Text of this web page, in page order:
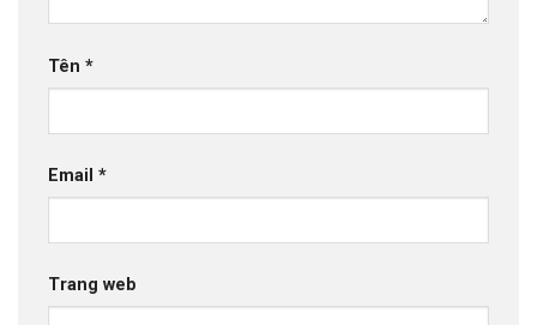
Tên *
Email *
Trang web